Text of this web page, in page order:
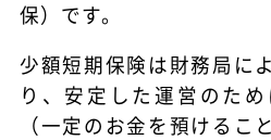
保）です。
少額短期保険は財務局に
り、安定した運営のた
（一定のお金を預けるこ